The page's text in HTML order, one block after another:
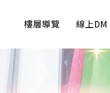
樓層導覽 線上DM